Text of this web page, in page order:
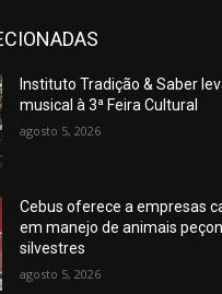
Instituto Tradição & Saber
musical à 3ª Feira Cultural
agosto 5, 2026
Cebus oferece a empresas
em manejo de animais
silvestres
agosto 5, 2026